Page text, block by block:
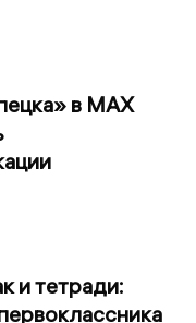
в MAX
и тетради: